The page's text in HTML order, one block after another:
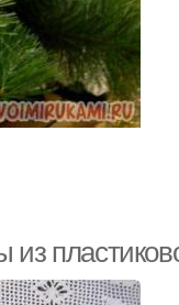
из